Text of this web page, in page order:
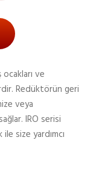
ve
Redüktörün geri
veya
IRO serisi
size yardımcı